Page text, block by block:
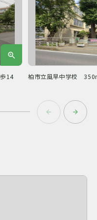
14
柏市立風早中学校